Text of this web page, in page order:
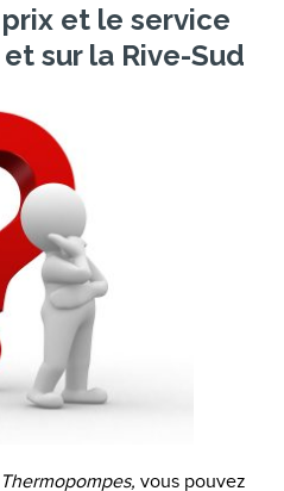
et le service
sur la Rive-Sud
vous pouvez